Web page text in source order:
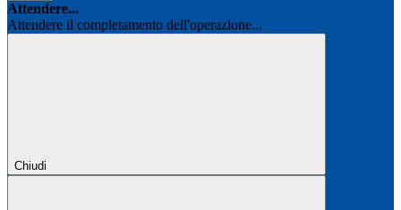
Attendere...
Attendere il completamento dell'operazione...
Chiudi